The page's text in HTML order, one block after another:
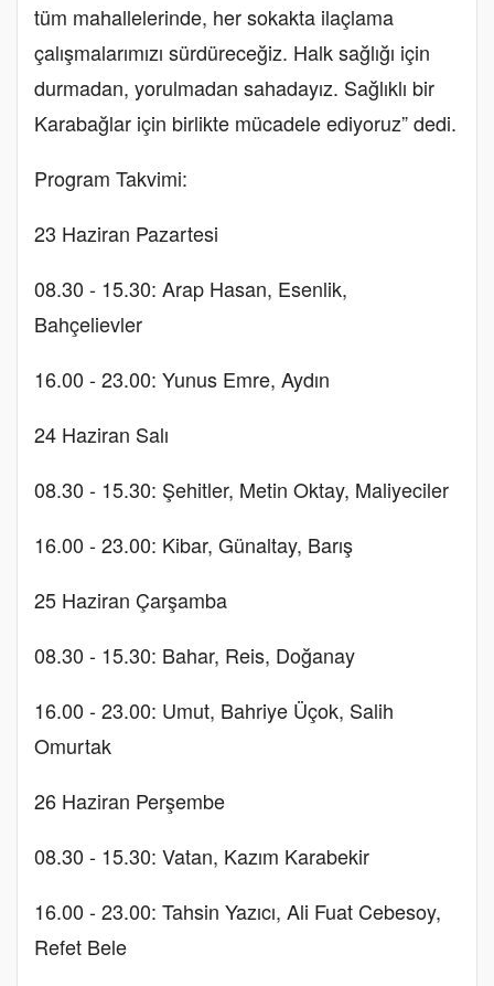
tüm mahallelerinde, her sokakta ilaçlama
çalışmalarımızı sürdüreceğiz. Halk sağlığı için
durmadan, yorulmadan sahadayız. Sağlıklı bir
Karabağlar için birlikte mücadele ediyoruz” dedi.
Program Takvimi:
23 Haziran Pazartesi
08.30 - 15.30: Arap Hasan, Esenlik,
Bahçelievler
16.00 - 23.00: Yunus Emre, Aydın
24 Haziran Salı
08.30 - 15.30: Şehitler, Metin Oktay, Maliyeciler
16.00 - 23.00: Kibar, Günaltay, Barış
25 Haziran Çarşamba
08.30 - 15.30: Bahar, Reis, Doğanay
16.00 - 23.00: Umut, Bahriye Üçok, Salih
Omurtak
26 Haziran Perşembe
08.30 - 15.30: Vatan, Kazım Karabekir
16.00 - 23.00: Tahsin Yazıcı, Ali Fuat Cebesoy,
Refet Bele